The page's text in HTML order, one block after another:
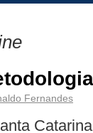
Fernandes